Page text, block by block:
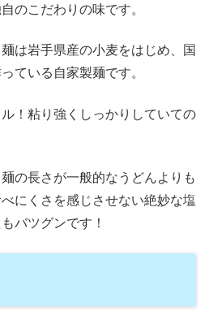
のこだわりの味です。
は岩手県産の小麦をはじめ、国
ている自家製麺です。
！粘り強くしっかりしていての
の長さが一般的なうどんよりも
にくさを感じさせない絶妙な塩
バツグンです！